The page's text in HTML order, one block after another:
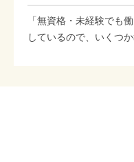
「無資格・未経験でも
しているので、いくつ